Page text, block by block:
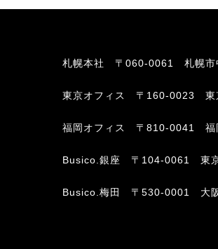
札幌本社 〒060-0061 札幌市
東京オフィス 〒160-0023 東
福岡オフィス 〒810-0041 福
Busico.銀座 〒104-0061 東
Busico.梅田 〒530-0001 大